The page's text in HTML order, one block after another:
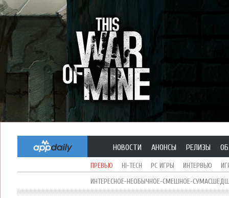
НОВОСТИ АНОНСЫ РЕЛИЗЫ
ПРЕВЬЮ HI-TECH PC ИГРЫ ИНТЕРВЬЮ
ИНТЕРЕСНОЕ-НЕОБЫЧНОЕ-СМЕШНОЕ-